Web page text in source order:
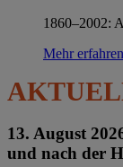
1860–2002:
Mehr erfahren
13. August
und nach der